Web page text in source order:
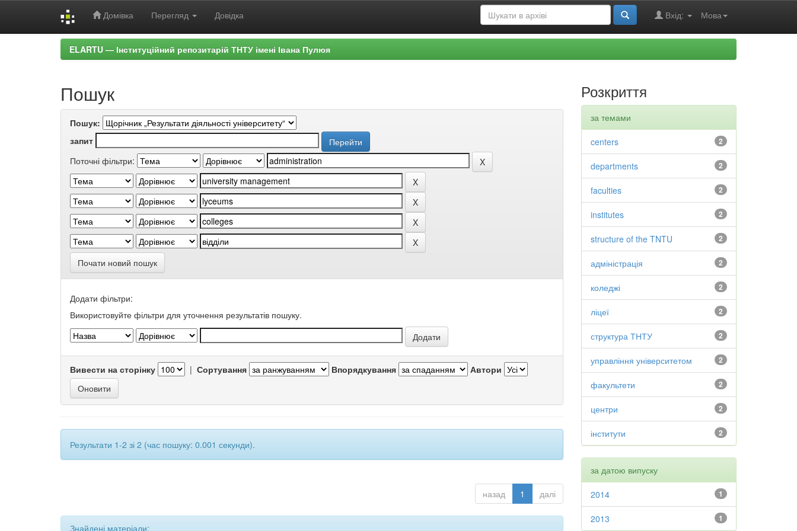
Домівка Перегляд Довідка Мова
Вхід:
ELARTU — Інституційний репозитарій ТНТУ імені Івана Пулюя
Пошук
Пошук:
запит
Поточні фільтри:
Почати новий пошук
Додати фільтри:
Використовуйте фільтри для уточнення результатів пошуку.
Вивести на сторінку | Сортування Впорядкування Автори
Результати 1-2 зі 2 (час пошуку: 0.001 секунди).
назад 1 далі
Знайдені матеріали:
Розкриття
за темами
2
centers
2
departments
2
faculties
2
institutes
2
structure of the TNTU
2
адміністрація
2
коледжі
2
ліцеї
2
структура ТНТУ
2
управління університетом
2
факультети
2
центри
2
інститути
за датою випуску
1
2014
1
2013